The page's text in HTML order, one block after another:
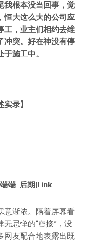
我根本没当回事，觉
恒大这么大的公司应
工，业主们相约去维
冲突。好在神没有停
施工中。
录】
端 后期|Link
意渐浓。隔着屏幕看
忌惮的“密接”，没
网友配合地表露出既